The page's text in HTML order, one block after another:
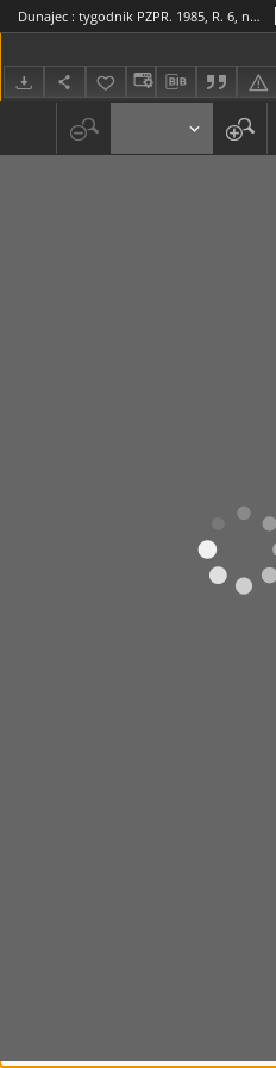
Dunajec : tygodnik PZPR. 1985, R. 6, nr 21(238)